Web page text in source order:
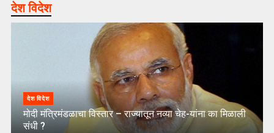
देश विदेश
देश विदेश
मोदी मंत्रिमंडळाचा विस्तार – राज्यातून नव्या चेह-यांना का मिळाली
संधी ?